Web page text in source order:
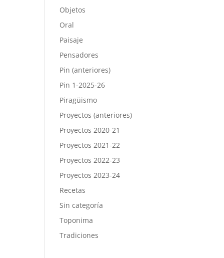
Objetos
Oral
Paisaje
Pensadores
Pin (anteriores)
Pin 1-2025-26
Piragüismo
Proyectos (anteriores)
Proyectos 2020-21
Proyectos 2021-22
Proyectos 2022-23
Proyectos 2023-24
Recetas
Sin categoría
Toponima
Tradiciones